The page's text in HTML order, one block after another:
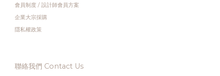
會員制度 / 設計師會員方案
企業大宗採購
隱私權政策
聯絡我們 Contact Us